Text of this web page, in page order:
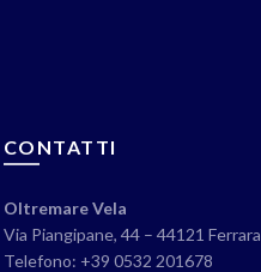
CONTATTI
Oltremare Vela
Via Piangipane, 44 – 44121 Ferrara
Telefono: +39 0532 201678